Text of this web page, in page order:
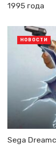
1995 года
Sega
НОВОСТИ